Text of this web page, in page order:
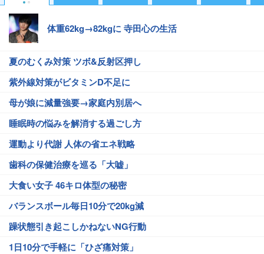
体重62kg→82kgに 寺田心の生活
夏のむくみ対策 ツボ&反射区押し
紫外線対策がビタミンD不足に
母が娘に減量強要→家庭内別居へ
睡眠時の悩みを解消する過ごし方
運動より代謝 人体の省エネ戦略
歯科の保健治療を巡る「大嘘」
大食い女子 46キロ体型の秘密
バランスボール毎日10分で20kg減
躁状態引き起こしかねないNG行動
1日10分で手軽に「ひざ痛対策」